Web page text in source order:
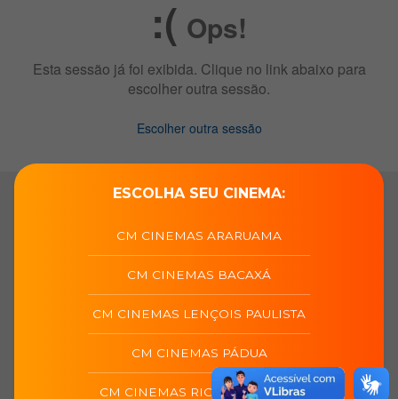
ESCOLHA SEU CINEMA:
CM CINEMAS ARARUAMA
CM CINEMAS BACAXÁ
CM CINEMAS LENÇOIS PAULISTA
CM CINEMAS PÁDUA
CM CINEMAS RIO DAS OSTRAS